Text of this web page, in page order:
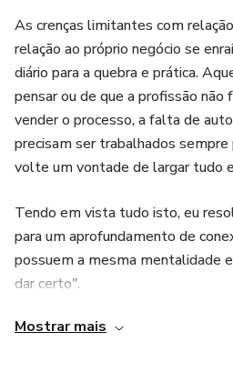
As crenças limitantes com
relação ao próprio negócio se
diário para a quebra e prática.
pensar ou de que a profissão não
vender o processo, a falta de
precisam ser trabalhados sempre
volte um vontade de largar tudo
Tendo em vista tudo isto, eu
para um aprofundamento de
possuem a mesma mentalidade
dar certo".
Se você sente que este é o seu
Mostrar mais